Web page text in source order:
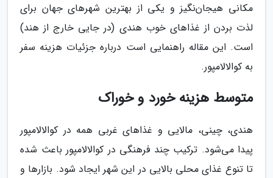
مکانی هیجان‌نگیز و یکی از بهترین شهرهای جهان برای
لذت بردن از غذاهای خوب هندی (در جایی خارج از هند)
است. این مقاله راهنمایی است درباره جزئیات هزینه سفر
به کوالالامپور.
متوسط هزینه خورد و خوراک
هندی، چینی، مالایی و غذاهای غربی همه در کوالالامپور
پیدا می‌شود. ترکیب چند فرهنگی در کوالالامپور باعث شده
تا تنوع غذای محلی بالایی در این شهر ایجاد شود. بازارها و